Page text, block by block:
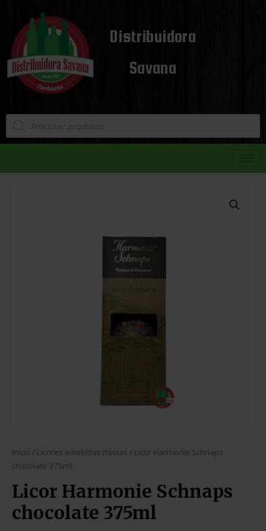
Distribuidora
Savana
Início / Licores e bebidas mistas / Licor Harmonie Schnaps
chocolate 375ml
Licor Harmonie Schnaps
chocolate 375ml